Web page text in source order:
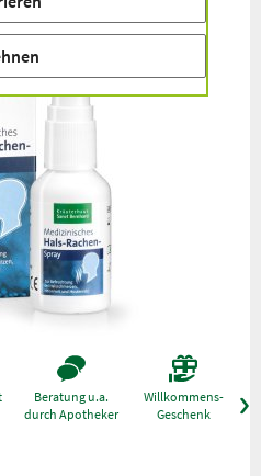
Beratung u.a.
durch Apotheker
Willkommens-
Geschenk